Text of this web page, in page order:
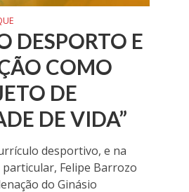
DESPORTO E
COMO
DE
DE VIDA”
desportivo, e na
Felipe Barrozo
do Ginásio